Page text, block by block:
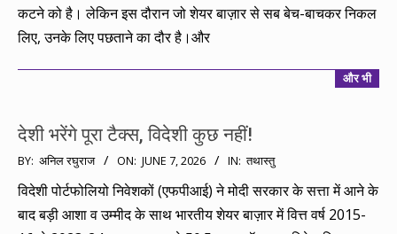
कटने को है। लेकिन इस दौरान जो शेयर बाज़ार से सब बेच-बाचकर निकल
लिए, उनके लिए पछताने का दौर है।और
और भी
देशी भरेंगे पूरा टैक्स, विदेशी कुछ नहीं!
2026-
06-
BY: अनिल रघुराज ON: JUNE 7, 2026 IN: तथास्तु
विदेशी पोर्टफोलियो निवेशकों (एफपीआई) ने मोदी सरकार के सत्ता में आने के
बाद बड़ी आशा व उम्मीद के साथ भारतीय शेयर बाज़ार में वित्त वर्ष 2015-